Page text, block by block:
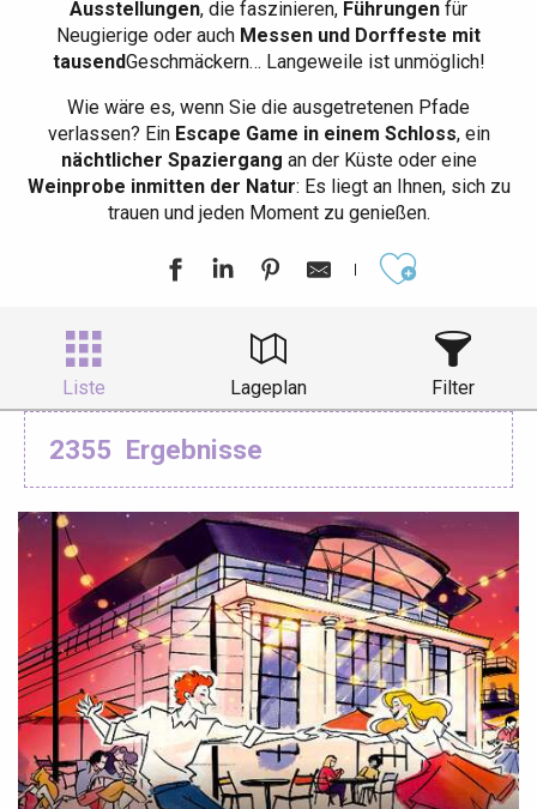
Ausstellungen, die faszinieren, Führungen für
Neugierige oder auch Messen und Dorffeste mit
tausendGeschmäckern… Langeweile ist unmöglich!
Wie wäre es, wenn Sie die ausgetretenen Pfade
verlassen? EinEscape Game in einem Schloss, ein
nächtlicher Spaziergang an der Küste oder eine
Weinprobe inmitten der Natur: Es liegt an Ihnen, sich zu
trauen und jeden Moment zu genießen.
Liste Lageplan Filter
2355 Ergebnisse